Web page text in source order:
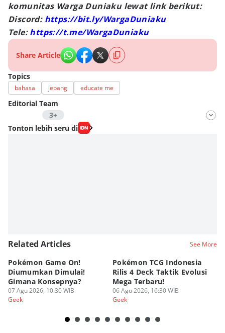
komunitas Warga Duniaku lewat link berikut:
Discord: https://bit.ly/WargaDuniaku
Tele:https://t.me/WargaDuniaku
Share Article
Topics
bahasa jepang educate me
Editorial Team
3+
Editor
Fahrul Razi Uni Nurullah
Tonton lebih seru di
Related Articles See More
Pokémon Game On!
Diumumkan Dimulai!
Gimana Konsepnya?
07 Agu 2026, 10:30 WIB
Geek
Pokémon TCG Indonesia
Rilis 4 Deck Taktik Evolusi
Mega Terbaru!
06 Agu 2026, 16:30 WIB
Geek